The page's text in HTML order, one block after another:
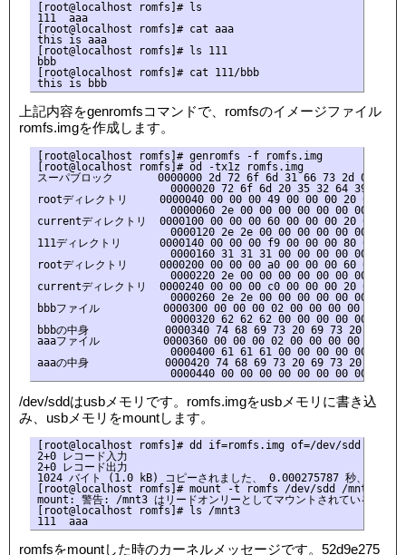
[root@localhost romfs]# ls
111  aaa
[root@localhost romfs]# cat aaa
this is aaa
[root@localhost romfs]# ls 111
bbb
[root@localhost romfs]# cat 111/bbb
this is bbb
上記内容をgenromfsコマンドで、romfsのイメージファイル
romfs.imgを作成します。
[root@localhost romfs]# genromfs -f romfs.img
[root@localhost romfs]# od -tx1z romfs.img
スーパブロック       0000000 2d 72 6f 6d 31 66 73 2d 00
0000020 72 6f 6d 20 35 32 64 39 65
rootディレクトリ     0000040 00 00 00 49 00 00 00 20
0000060 2e 00 00 00 00 00 00 00 00
currentディレクトリ  0000100 00 00 00 60 00 00 00 20
0000120 2e 2e 00 00 00 00 00 00 00
111ディレクトリ      0000140 00 00 00 f9 00 00 00 80
0000160 31 31 31 00 00 00 00 00 00
rootディレクトリ     0000200 00 00 00 a0 00 00 00 60
0000220 2e 00 00 00 00 00 00 00 00
currentディレクトリ  0000240 00 00 00 c0 00 00 00 20
0000260 2e 2e 00 00 00 00 00 00 00
bbbファイル          0000300 00 00 00 02 00 00 00 00
0000320 62 62 62 00 00 00 00 00 00
bbbの中身            0000340 74 68 69 73 20 69 73 20 62
aaaファイル          0000360 00 00 00 02 00 00 00 00
0000400 61 61 61 00 00 00 00 00 00
aaaの中身            0000420 74 68 69 73 20 69 73 20 61
/dev/sddはusbメモリです。romfs.imgをusbメモリに書き込
み、usbメモリをmountします。
[root@localhost romfs]# dd if=romfs.img of=/dev/sdd
2+0 レコード入力
2+0 レコード出力
1024 バイト (1.0 kB) コピーされました、 0.000275787 秒、 3.7
[root@localhost romfs]# mount -t romfs /dev/sdd /mnt3
mount: 警告: /mnt3 はリードオンリーとしてマウントされているようで
[root@localhost romfs]# ls /mnt3
111  aaa
romfsをmountした時のカーネルメッセージです。52d9e275